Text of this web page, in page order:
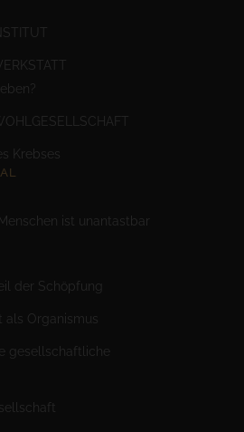
Krebses
ist unantastbar
der Schöpfung
als Organismus
gesellschaftliche